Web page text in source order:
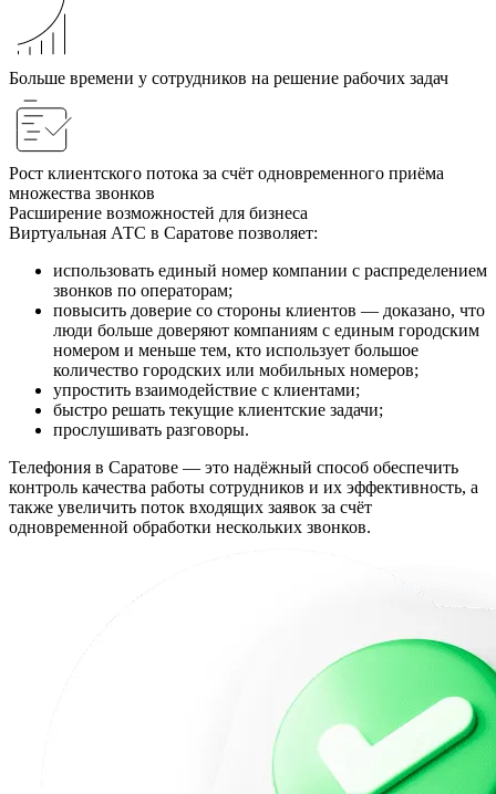
Больше времени у сотрудников на решение рабочих задач
Рост клиентского потока за счёт одновременного приёма
множества звонков
Расширение возможностей для бизнеса
Виртуальная АТС в Саратове позволяет:
использовать единый номер компании с распределением
звонков по операторам;
повысить доверие со стороны клиентов — доказано, что
люди больше доверяют компаниям с единым городским
номером и меньше тем, кто использует большое
количество городских или мобильных номеров;
упростить взаимодействие с клиентами;
быстро решать текущие клиентские задачи;
прослушивать разговоры.
Телефония в Саратове — это надёжный способ обеспечить
контроль качества работы сотрудников и их эффективность, а
также увеличить поток входящих заявок за счёт
одновременной обработки нескольких звонков.